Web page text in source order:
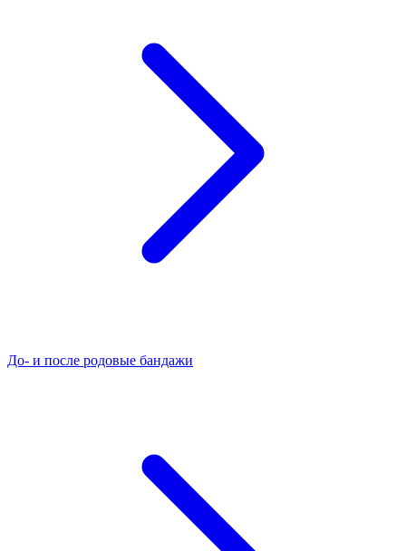
До- и после родовые бандажи